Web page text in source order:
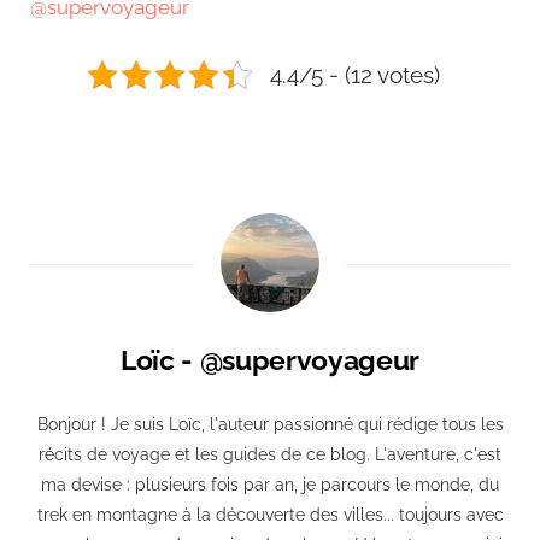
@supervoyageur
4.4/5 - (12 votes)
Loïc - @supervoyageur
Bonjour ! Je suis Loïc, l'auteur passionné qui rédige tous les
récits de voyage et les guides de ce blog. L'aventure, c'est
ma devise : plusieurs fois par an, je parcours le monde, du
trek en montagne à la découverte des villes... toujours avec